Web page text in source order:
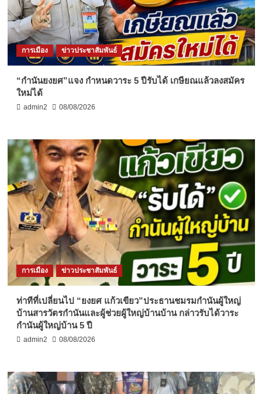
การเมือง ข่าวประชาสัมพันธ์
“กำนันยงยศ”แจง กำหนดวาระ 5 ปีรับได้ เกษียณแล้วลงสมัคร
ใหม่ได้
admin2 08/08/2026
การเมือง ข่าวประชาสัมพันธ์
ท่าทีที่เปลี่ยนไป “ยงยศ แก้วเขียว”ประธานชมรมกำนันผู้ใหญ่
บ้านสารวัตรกำนันและผู้ช่วยผู้ใหญ่บ้านบ้าน กล่าวรับได้วาระ
กำนันผู้ใหญ่บ้าน 5 ปี
admin2 08/08/2026